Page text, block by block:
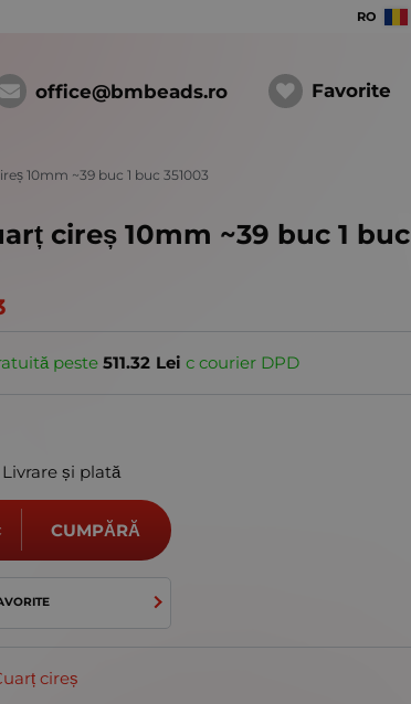
RO
office@bmbeads.ro Favorite
10mm ~39 buc 1 buc 351003
cireș 10mm ~39 buc 1 buc
peste511.32 Lei с courier DPD
Livrare și plată
CUMPĂRĂ
cireș